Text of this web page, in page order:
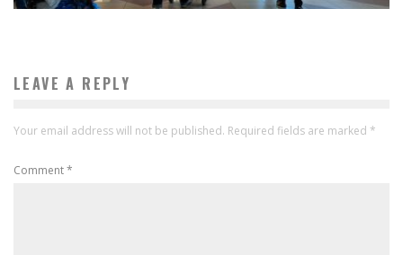
LEAVE A REPLY
Your email address will not be published. Required fields are marked *
Comment*